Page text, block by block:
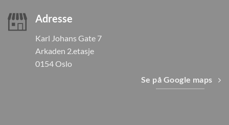
Adresse
Karl Johans Gate 7
Arkaden 2.etasje
0154 Oslo
Se på Google maps